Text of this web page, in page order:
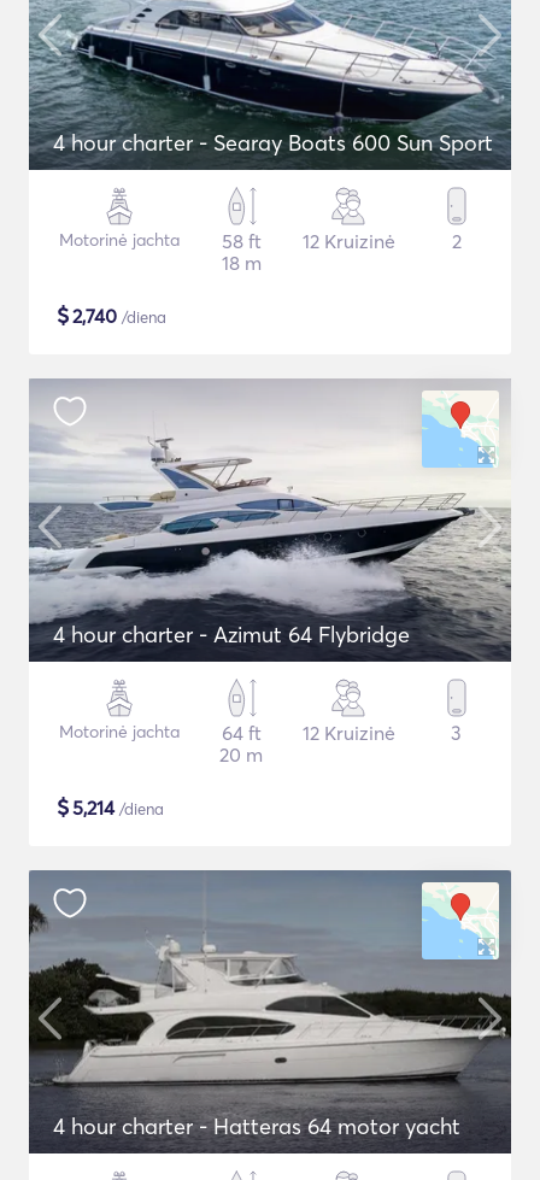
4 hour charter - Searay Boats 600 Sun Sport
Motorinė jachta
58 ft
18 m
12 Kruizinė 2
$2,740 /diena
4 hour charter - Azimut 64 Flybridge
Motorinė jachta
64 ft
20 m
12 Kruizinė 3
$5,214/diena
4 hour charter - Hatteras 64 motor yacht